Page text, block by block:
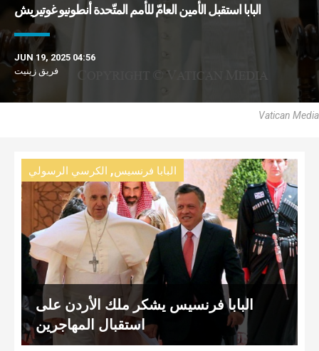
البابا استقبل الأمين العامّ للأمم المتّحدة أنطونيو غوتيريش
JUN 19, 2025 04:56
فريق زينيت
Vatican Media
البابا فرنسيس, الكرسي الرسولي
البابا فرنسيس يشكر ملك الأردن على
استقبال المهاجرين